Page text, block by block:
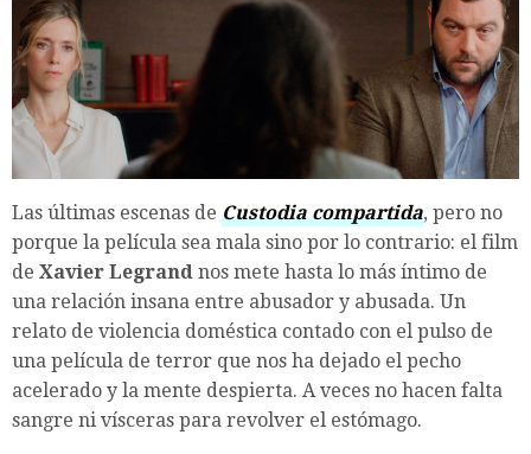
Las últimas escenas de Custodia compartida, pero no
porque la película sea mala sino por lo contrario: el film
de Xavier Legrand nos mete hasta lo más íntimo de
una relación insana entre abusador y abusada. Un
relato de violencia doméstica contado con el pulso de
una película de terror que nos ha dejado el pecho
acelerado y la mente despierta. A veces no hacen falta
sangre ni vísceras para revolver el estómago.